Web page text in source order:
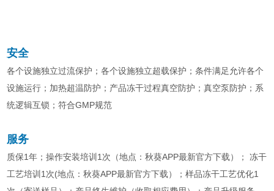
安全
各个设施独立过流保护；各个设施独立超载保护；条件满足允许各个
设施运行；加热超温防护；产品冻干过程真空防护；真空泵防护；系
统逻辑互锁；符合GMP规范
服务
质保1年；操作安装培训1次（地点：秋葵APP最新官方下载）； 冻干
工艺培训1次(地点：秋葵APP最新官方下载）；样品冻干工艺优化1